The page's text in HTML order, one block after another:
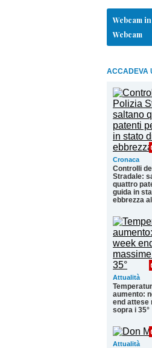
Webcam
Webcam
ACCADEVA
Cronaca
Controlli
Stradale:
quattro
guida in
ebbrezza
Attualità
aumento:
end attese
sopra i 35°
Attualità